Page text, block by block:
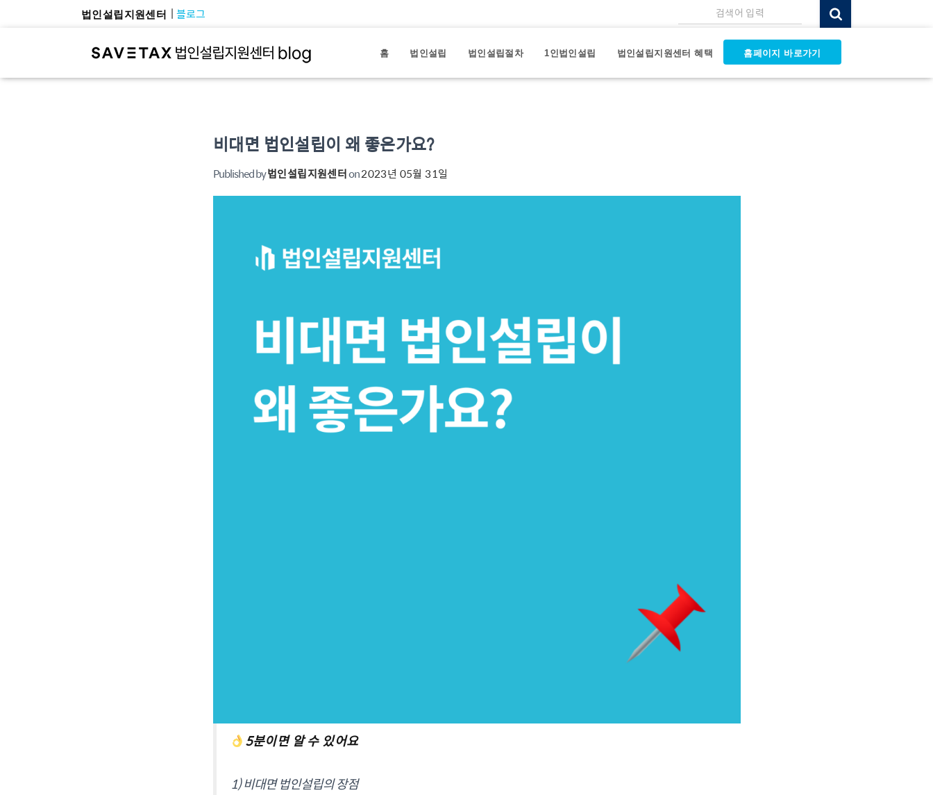
법인설립지원센터 블로그 검색어 입력
홈 법인설립 법인설립절차 1인법인설립 법인설립지원센터 혜택 홈페이지 바로가기
비대면 법인설립이 왜 좋은가요?
Published by법인설립지원센터on2023년 05월 31일
5분이면 알 수 있어요
1) 비대면 법인설립의 장점